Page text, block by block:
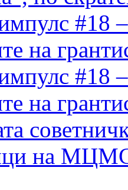
#18
на
#18
на
на МЦМС